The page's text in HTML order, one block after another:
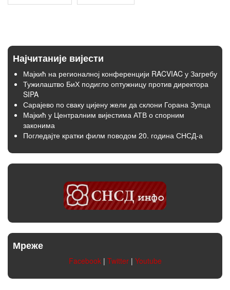
Најчитаније вијести
Мајкић на регионалној конференцији RACVIAC у Загребу
Тужилаштво БиХ подигло оптужницу против директора
SIPA
Сарајево по сваку цијену жели да склони Горана Зупца
Мајкић у Централним вијестима АТВ о спорним
законима
Погледајте кратки филм поводом 20. година СНСД-а
Мреже
Facebook| Twitter| Youtube